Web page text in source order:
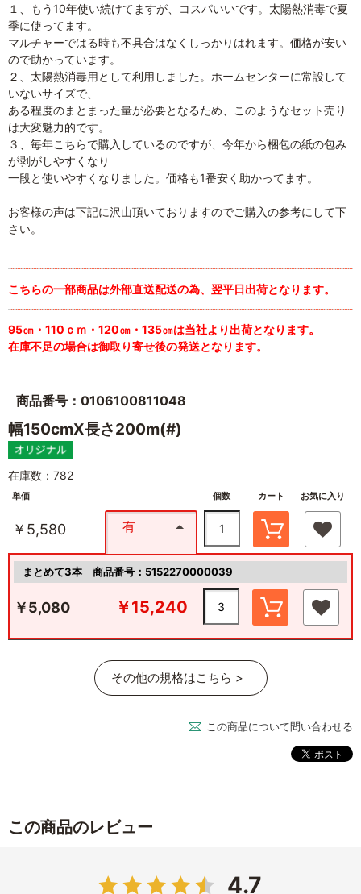
１、もう10年使い続けてますが、コスパいいです。太陽熱消毒で夏
季に使ってます。
マルチャーではる時も不具合はなくしっかりはれます。価格が安い
ので助かっています。
２、太陽熱消毒用として利用しました。ホームセンターに常設して
いないサイズで、
ある程度のまとまった量が必要となるため、このようなセット売り
は大変魅力的です。
３、毎年こちらで購入しているのですが、今年から梱包の紙の包み
が剥がしやすくなり
一段と使いやすくなりました。価格も1番安く助かってます。
お客様の声は下記に沢山頂いておりますのでご購入の参考にして下
さい。
こちらの一部商品は外部直送配送の為、翌平日出荷となります。
95㎝・110ｃｍ・120㎝・135㎝は当社より出荷となります。
在庫不足の場合は御取り寄せ後の発送となります。
商品番号：0106100811048
幅150cmX長さ200m(#)
在庫数：782
単価 個数 カート お気に入り
￥5,580 有
まとめて3本 商品番号：5152270000039
￥5,080 ￥15,240
その他の規格はこちら >
この商品について問い合わせる
この商品のレビュー
4.7